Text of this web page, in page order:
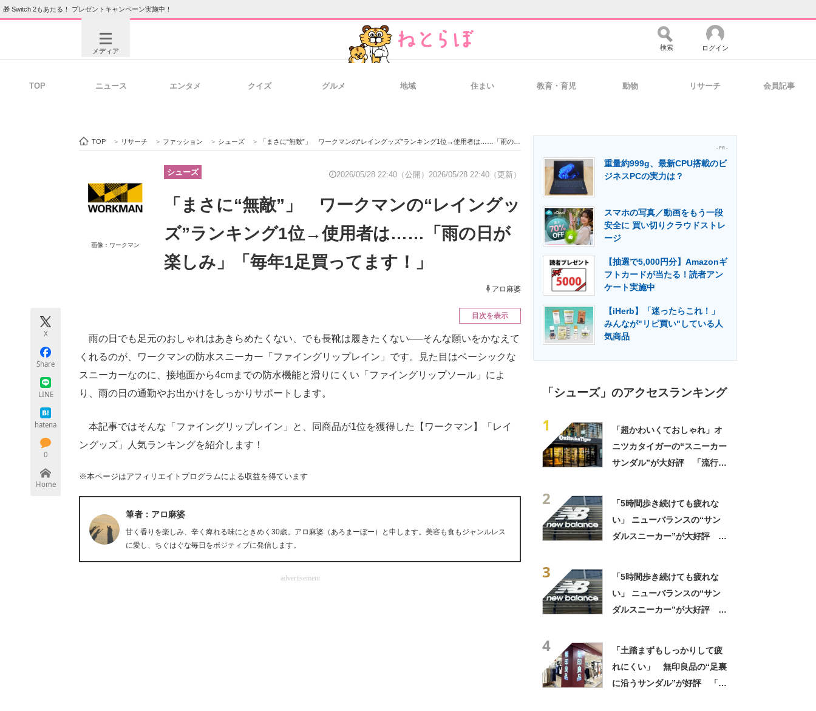
🎁 Switch 2もあたる！ プレゼントキャンペーン実施中！
メディア
ビジネスと働き方のヒント 経営リーダーのコミュニティ マーケ×ITの今がよく分かる
製造業のIT導入・活用を支援
エネルギーの専門メディア 建設×テクノロジーの最前線
ちょっと気になるネットの話題
検索 ログイン
TOP ニュース エンタメ クイズ グルメ 地域 住まい 教育・育児 動物 リサーチ 会員記事
TOP > リサーチ > ファッション > シューズ > 「まさに“無敵”」 ワークマンの“レイングッズ”ランキング1位→使用者は……「雨の日が楽しみ」「毎年1足買ってます！」
画像：ワークマン
シューズ 2026/05/28 22:40（公開） 2026/05/28 22:40（更新）
「まさに“無敵”」 ワークマンの“レイングッ
ズ”ランキング1位→使用者は……「雨の日が
楽しみ」「毎年1足買ってます！」
アロ麻婆
X
Share
LINE
hatena
0
Home
目次を表示
雨の日でも足元のおしゃれはあきらめたくない、でも長靴は履きたくない──そんな願いをかなえて
くれるのが、ワークマンの防水スニーカー「ファイングリップレイン」です。見た目はベーシックな
スニーカーなのに、接地面から4cmまでの防水機能と滑りにくい「ファイングリップソール」によ
り、雨の日の通勤やお出かけをしっかりサポートします。
本記事ではそんな「ファイングリップレイン」と、同商品が1位を獲得した【ワークマン】「レイ
ングッズ」人気ランキングを紹介します！
※本ページはアフィリエイトプログラムによる収益を得ています
筆者：アロ麻婆
甘く香りを楽しみ、辛く痺れる味にときめく30歳。アロ麻婆（あろまーぼー）と申します。美容も食もジャンルレス
に愛し、ちぐはぐな毎日をポジティブに発信します。
advertisement
- PR -
重量約999g、最新CPU搭載のビ
ジネスPCの実力は？
スマホの写真／動画をもう一段
安全に 買い切りクラウドストレ
ージ
【抽選で5,000円分】Amazonギ
フトカードが当たる！読者アン
ケート実施中
【iHerb】「迷ったらこれ！」
みんなが"リピ買い"している人
気商品
「シューズ」のアクセスランキング
1
「超かわいくておしゃれ」オ
ニツカタイガーの“スニーカー
サンダル”が大好評 「流行り
2
「5時間歩き続けても疲れな
い」 ニューバランスの“サン
ダルスニーカー”が大好評
3
「5時間歩き続けても疲れな
い」 ニューバランスの“サン
ダルスニーカー”が大好評
4
「土踏まずもしっかりして疲
れにくい」 無印良品の“足裏
に沿うサンダル”が好評 「履